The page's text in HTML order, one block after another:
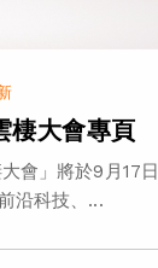
大會專頁
會」將於9月17日
沿科技、...